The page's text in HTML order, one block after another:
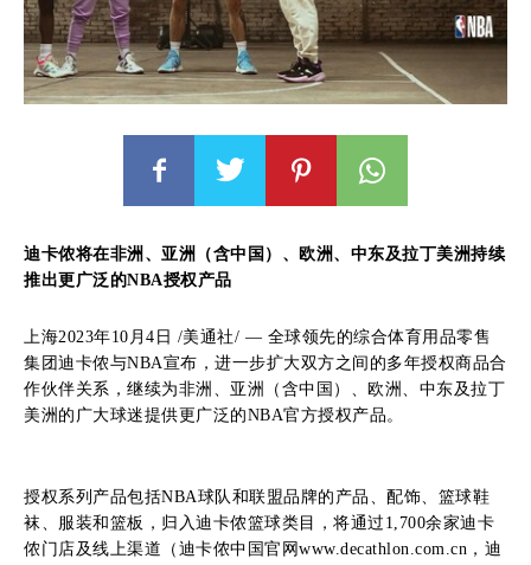
迪卡侬将在非洲、亚洲（含中国）、欧洲、中东及拉丁美洲持续
推出更广泛的NBA授权产品
上海2023年10月4日 /美通社/ — 全球领先的综合体育用品零售
集团迪卡侬与NBA宣布，进一步扩大双方之间的多年授权商品合
作伙伴关系，继续为非洲、亚洲（含中国）、欧洲、中东及拉丁
美洲的广大球迷提供更广泛的NBA官方授权产品。
授权系列产品包括NBA球队和联盟品牌的产品、配饰、篮球鞋
袜、服装和篮板，归入迪卡侬篮球类目，将通过1,700余家迪卡
侬门店及线上渠道（迪卡侬中国官网www.decathlon.com.cn，迪